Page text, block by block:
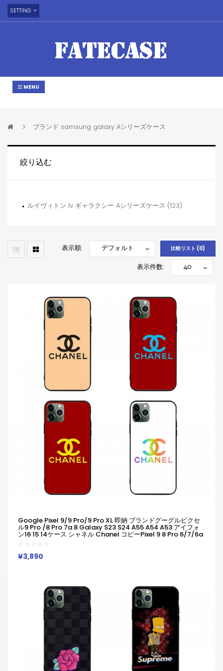
SETTING
MENU
ブランド samsung galaxy Aシリーズケース
絞り込む
ルイヴィトン lv ギャラクシー Aシリーズケース (123)
比較リスト (0)
表示順:
表示件数:
Google Pixel 9/9 Pro/9 Pro XL 即納 ブランドグーグルピクセ
ル9 Pro /8 Pro 7a 8 Galaxy S23 S24 A55 A54 A53 アイフォ
ン16 15 14ケース シャネル Chanel コピーPixel 9 8 Pro 6/7/6a
Xperia 1v 10viケース シャネル Chanel Google Pixel 6 7 8 8
Pro 9aケースギャラクシーS25 S24 S23 S22 S20+ Ultraケース
男女兼用
¥3,890